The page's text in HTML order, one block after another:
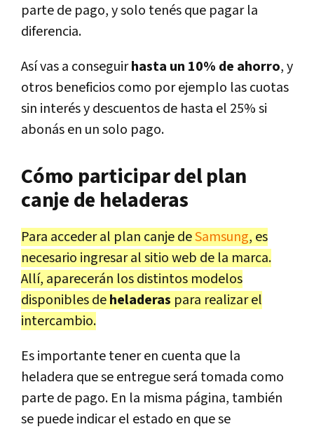
parte de pago, y solo tenés que pagar la
diferencia.
Así vas a conseguirhasta un 10% de ahorro, y
otros beneficios como por ejemplo las cuotas
sin interés y descuentos de hasta el 25% si
abonás en un solo pago.
Cómo participar del plan
canje de heladeras
Para acceder al plan canje deSamsung, es
necesario ingresar al sitio web de la marca.
Allí, aparecerán los distintos modelos
disponibles deheladeras para realizar el
intercambio.
Es importante tener en cuenta que la
heladera que se entregue será tomada como
parte de pago. En la misma página, también
se puede indicar el estado en que se